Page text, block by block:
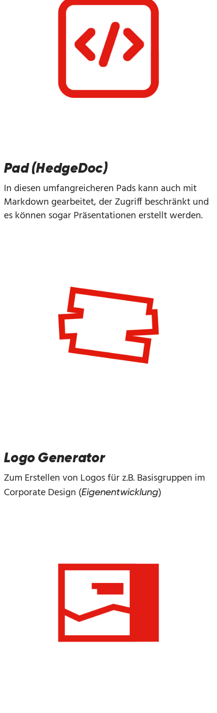
Pad (HedgeDoc)
In diesen umfangreicheren Pads kann auch mit
Markdown gearbeitet, der Zugriff beschränkt und
es können sogar Präsentationen erstellt werden.
Logo Generator
Zum Erstellen von Logos für z.B. Basisgruppen im
Corporate Design (Eigenentwicklung)